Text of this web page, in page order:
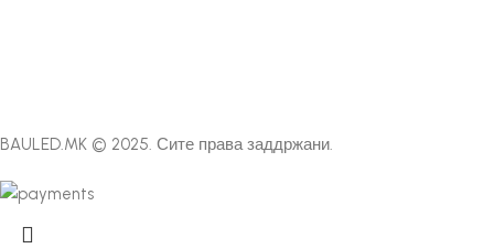
BAULED.MK © 2025. Сите права заддржани.